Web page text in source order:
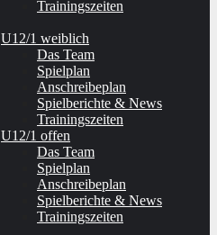
Trainingszeiten
U12/1 weiblich
Das Team
Spielplan
Anschreibeplan
Spielberichte & News
Trainingszeiten
U12/1 offen
Das Team
Spielplan
Anschreibeplan
Spielberichte & News
Trainingszeiten